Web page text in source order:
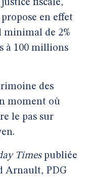
fiscale,
en effet
minimal de 2%
à 100 millions
des
moment où
le pas sur
Timespubliée
Arnault, PDG